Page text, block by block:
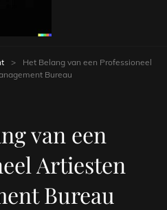
>
Het Belang van een Professioneel
Bureau
van een
Artiesten
Bureau